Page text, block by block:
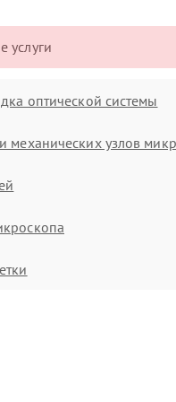
услуги
оптической системы
механических узлов